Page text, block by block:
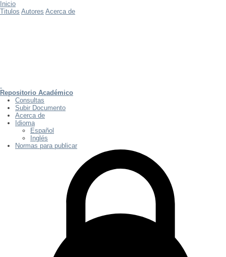
Inicio
Titulos Autores Acerca de
Repositorio Académico
Consultas
Subir Documento
Acerca de
Idioma
Español
Inglés
Normas para publicar